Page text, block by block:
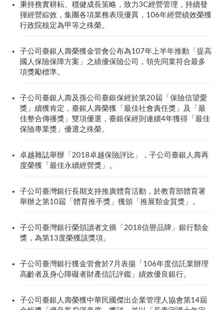
秉持務實耕耘、穩健成長策略，致力3C經營管理，持續發
揮經營綜效，集團各項業務表現優異，106年經營績效榮獲
行政院核定為甲等之殊榮。
子公司臺銀人壽榮獲金管會公布為107年上半年推動「提高
國人保險保障方案」之績優保險公司，領先同業符合最多
項獎勵標準。
子公司臺銀人壽及孫公司臺銀保經於第20屆「保險信望愛
獎」續獲肯定，臺銀人壽榮獲「最佳社會責任獎」及「最
佳整合傳播獎」雙項優選，臺銀保經則連續4年獲得「最佳
保險專業獎」優選之殊榮。
卓越雜誌舉辦「2018卓越保險評比」，子公司臺銀人壽再
度榮獲「最佳永續經營獎」。
子公司臺灣銀行長期支持推廣體育活動，於教育部體育署
舉辦之第10屆「體育推手獎」獲頒「推展類金質獎」。
子公司臺灣銀行榮頒讀者文摘「2018信譽品牌」銀行類金
獎，為第13度榮獲該獎項。
子公司臺灣銀行獲金管會於7月表揚「106年度信託業辦理
高齡者及身心障礙者財產信託評鑑」績效優良銀行。
子公司臺銀人壽榮獲中華民國傑出企業管理人協會第14屆